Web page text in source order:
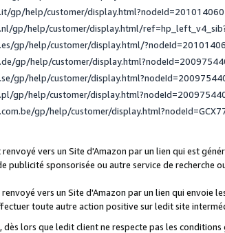
gp/help/customer/display.html?nodeId=201014060
gp/help/customer/display.html/
gp/help/customer/display.html/
gp/help/customer/
gp/help/customer/
gp/help/customer/
gp/help/customer/
vers un Site d'Amazon par un lien qui est
publicité sponsorisée ou autre service de recherche
vers un Site d'Amazon par un lien qui envoie
toute autre action positive sur ledit site
lors que ledit client ne respecte pas les conditions